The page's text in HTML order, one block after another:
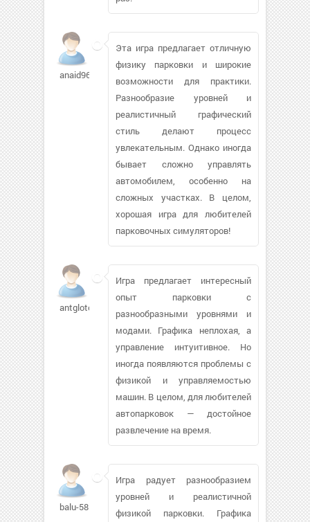
anaid96156
Эта игра предлагает отличную
физику парковки и широкие
возможности для практики.
Разнообразие уровней и
реалистичный графический
стиль делают процесс
увлекательным. Однако иногда
бывает сложно управлять
автомобилем, особенно на
сложных участках. В целом,
хорошая игра для любителей
парковочных симуляторов!
antglotov704
Игра предлагает интересный
опыт парковки с
разнообразными уровнями и
модами. Графика неплохая, а
управление интуитивное. Но
иногда появляются проблемы с
физикой и управляемостью
машин. В целом, для любителей
автопарковок — достойное
развлечение на время.
balu-58
Игра радует разнообразием
уровней и реалистичной
физикой парковки. Графика